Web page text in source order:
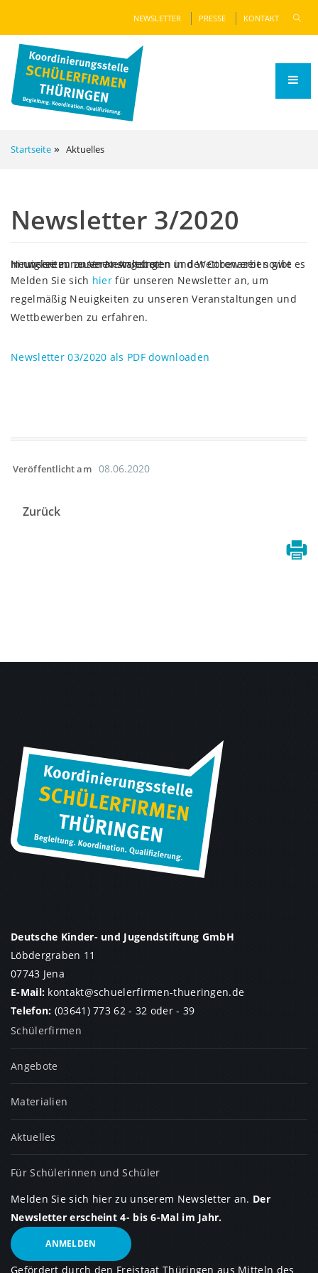
NEWSLETTER PRESSE KONTAKT
Startseite Aktuelles
Newsletter 3/2020
Hinweise zu unseren Angeboten in der Coronazeit sowie Neuigkeiten zu Veranstaltungen und Wettbewerben gibt es in unserem neuen Newsletter!
Melden Sie sich hier für unseren Newsletter an, um
regelmäßig Neuigkeiten zu unseren Veranstaltungen und
Wettbewerben zu erfahren.
Newsletter 03/2020 als PDF downloaden
Veröffentlicht am 08.06.2020
Zurück
Deutsche Kinder- und Jugendstiftung GmbH
Löbdergraben 11
07743 Jena
E-Mail: kontakt@schuelerfirmen-thueringen.de
Telefon: (03641) 773 62 - 32 oder- 39
Schülerfirmen
Angebote
Materialien
Aktuelles
Für Schülerinnen und Schüler
Melden Sie sich hier zu unserem Newsletter an. Der
Newsletter erscheint 4- bis 6-Mal im Jahr.
ANMELDEN
Gefördert durch den Freistaat Thüringen aus Mitteln des